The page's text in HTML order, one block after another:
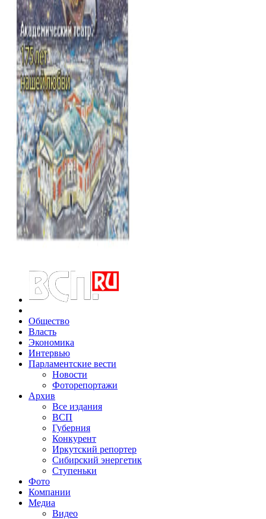
Общество
Власть
Экономика
Интервью
Парламентские вести
Новости
Фоторепортажи
Архив
Все издания
ВСП
Губерния
Конкурент
Иркутский репортер
Сибирский энергетик
Ступеньки
Фото
Компании
Медиа
Видео